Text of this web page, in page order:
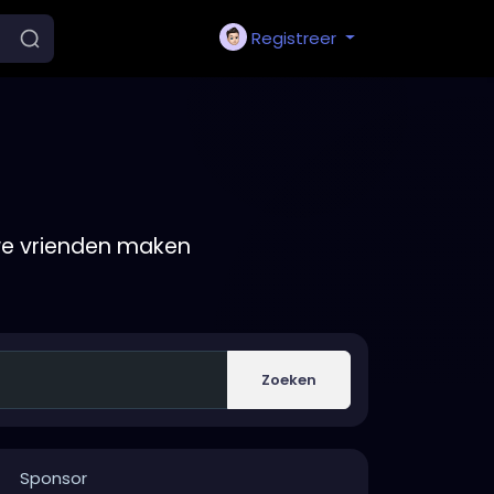
Registreer
vrienden maken
Zoeken
Sponsor